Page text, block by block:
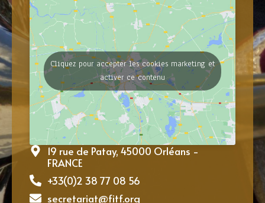
Cliquez pour accepter les cookies marketing et
activer ce contenu
19 rue de Patay, 45000 Orléans -
FRANCE
+33(0)2 38 77 08 56
secretariat@fitf.org